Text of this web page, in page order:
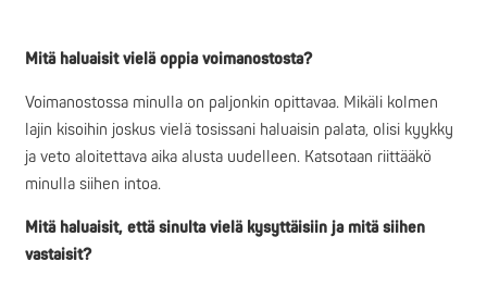
Mitä haluaisit vielä oppia voimanostosta?
Voimanostossa minulla on paljonkin opittavaa. Mikäli kolmen
lajin kisoihin joskus vielä tosissani haluaisin palata, olisi kyykky
ja veto aloitettava aika alusta uudelleen. Katsotaan riittääkö
minulla siihen intoa.
Mitä haluaisit, että sinulta vielä kysyttäisiin ja mitä siihen
vastaisit?